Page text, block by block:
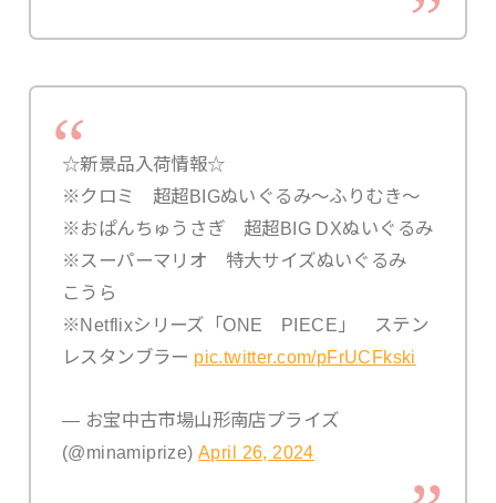
☆新景品入荷情報☆
※クロミ 超超BIGぬいぐるみ～ふりむき～
※おぱんちゅうさぎ 超超BIG DXぬいぐるみ
※スーパーマリオ 特大サイズぬいぐるみ
こうら
※Netflixシリーズ「ONE PIECE」 ステン
レスタンブラー pic.twitter.com/pFrUCFkski
— お宝中古市場山形南店プライズ
(@minamiprize)April 26, 2024